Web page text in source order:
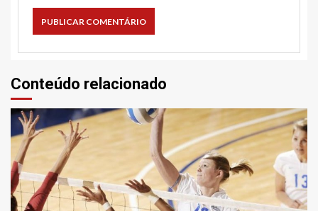
Conteúdo relacionado